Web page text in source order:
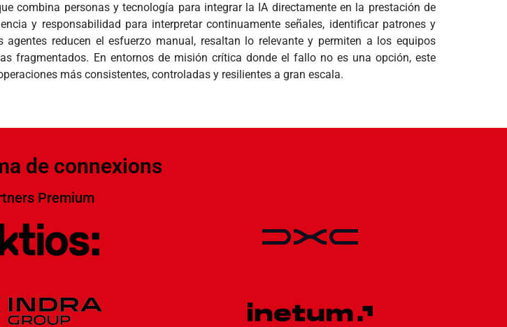
combina personas y tecnología para integrar la IA directamente en la prestación de
y responsabilidad para interpretar continuamente señales, identificar patrones y
reducen el esfuerzo manual, resaltan lo relevante y permiten a los equipos
fragmentados. En entornos de misión crítica donde el fallo no es una opción, este
más consistentes, controladas y resilientes a gran escala.
de connexions
Premium